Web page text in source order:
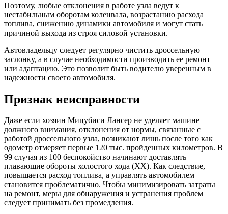
Поэтому, любые отклонения в работе узла ведут к
нестабильным оборотам коленвала, возрастанию расхода
топлива, снижению динамики автомобиля и могут стать
причиной выхода из строя силовой установки.
Автовладельцу следует регулярно чистить дроссельную
заслонку, а в случае необходимости производить ее ремонт
или адаптацию. Это позволит быть водителю уверенным в
надежности своего автомобиля.
Признак неисправности
Даже если хозяин Мицубиси Лансер не уделяет машине
должного внимания, отклонения от нормы, связанные с
работой дроссельного узла, возникают лишь после того как
одометр отмеряет первые 120 тыс. пройденных километров. В
99 случая из 100 беспокойство начинают доставлять
плавающие обороты холостого хода (ХХ). Как следствие,
повышается расход топлива, а управлять автомобилем
становится проблематично. Чтобы минимизировать затраты
на ремонт, меры для обнаружения и устранения проблем
следует принимать без промедления.